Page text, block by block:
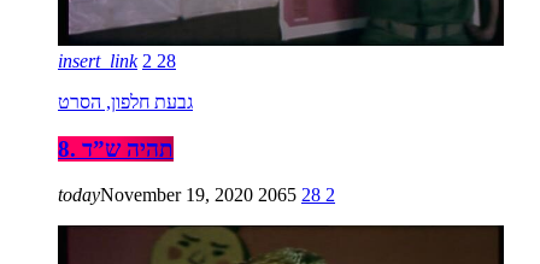
insert_link 2 28
גבעת חלפון, הסרט
8. תהיה ש”ד
todayNovember 19, 2020 2065 28 2